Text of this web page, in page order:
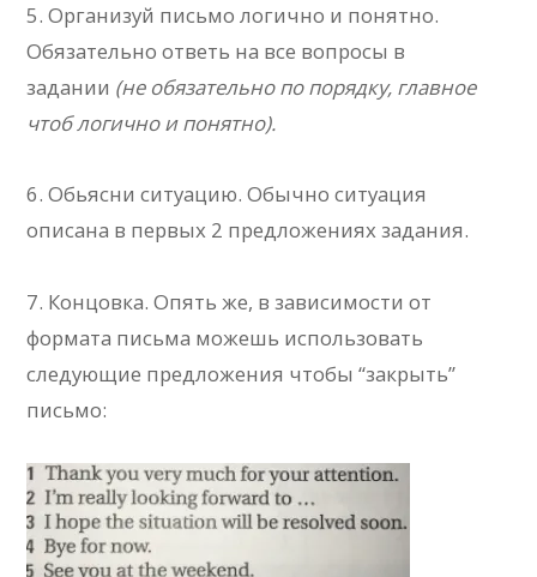
5. Организуй письмо логично и понятно.
Обязательно ответь на все вопросы в
задании (не обязательно по порядку, главное
чтоб логично и понятно).
6. Обьясни ситуацию. Обычно ситуация
описана в первых 2 предложениях задания.
7. Концовка. Опять же, в зависимости от
формата письма можешь использовать
следующие предложения чтобы “закрыть”
письмо: